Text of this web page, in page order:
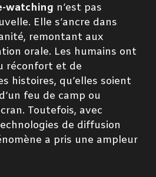
watching n’est pas
Elle s’ancre dans
remontant aux
orale. Les humains ont
réconfort et de
histoires, qu’elles soient
feu de camp ou
Toutefois, avec
de diffusion
a pris une ampleur